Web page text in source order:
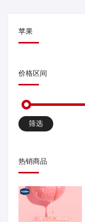
苹果
价格区间
筛选
热销商品